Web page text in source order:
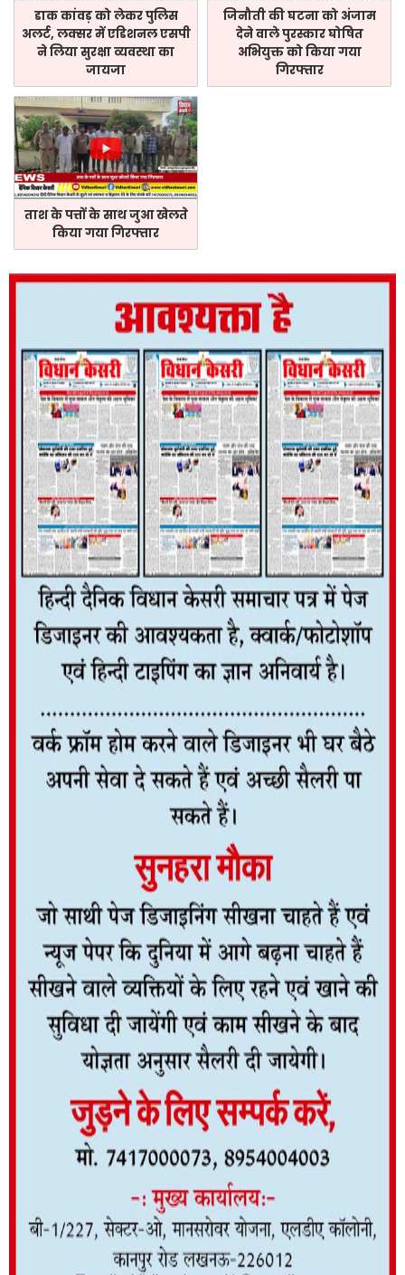
डाक कांवड़ को लेकर पुलिस
अलर्ट, लक्सर में एडिशनल एसपी
ने लिया सुरक्षा व्यवस्था का
जायजा
जिनौती की घटना को अंजाम
देने वाले पुरस्कार घोषित
अभियुक्त को किया गया
गिरफ्तार
ताश के पत्तों के साथ जुआ खेलते
किया गया गिरफ्तार